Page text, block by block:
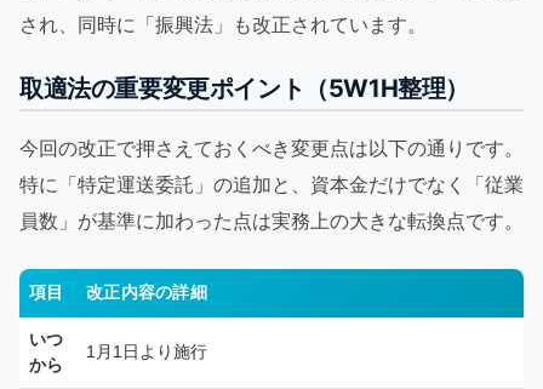
され、同時に「振興法」も改正されています。
取適法の重要変更ポイント（5W1H整理）
今回の改正で押さえておくべき変更点は以下の通りです。
特に「特定運送委託」の追加と、資本金だけでなく「従業
員数」が基準に加わった点は実務上の大きな転換点です。
項目 改正内容の詳細
いつ
から
1月1日より施行